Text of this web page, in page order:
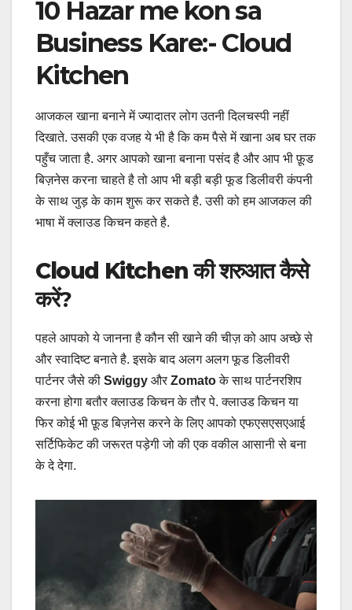
10 Hazar me kon sa
Business Kare:- Cloud
Kitchen
आजकल खाना बनाने में ज्यादातर लोग उतनी दिलचस्पी नहीं
दिखाते. उसकी एक वजह ये भी है कि कम पैसे में खाना अब घर तक
पहुँच जाता है. अगर आपको खाना बनाना पसंद है और आप भी फ़ूड
बिज़नेस करना चाहते है तो आप भी बड़ी बड़ी फूड डिलीवरी कंपनी
के साथ जुड़ के काम शुरू कर सकते है. उसी को हम आजकल की
भाषा में क्लाउड किचन कहते है.
Cloud Kitchen की शरुआत कैसे
करें?
पहले आपको ये जानना है कौन सी खाने की चीज़ को आप अच्छे से
और स्वादिष्ट बनाते है. इसके बाद अलग अलग फूड डिलीवरी
पार्टनर जैसे की Swiggy और Zomatoके साथ पार्टनरशिप
करना होगा बतौर क्लाउड किचन के तौर पे. क्लाउड किचन या
फिर कोई भी फ़ूड बिज़नेस करने के लिए आपको एफएसएसएआई
सर्टिफिकेट की जरूरत पड़ेगी जो की एक वकील आसानी से बना
के दे देगा.